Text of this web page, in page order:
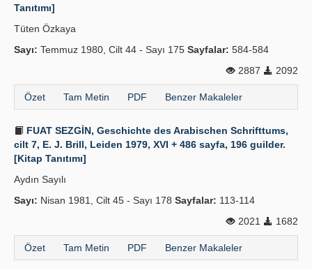
Tanıtımı]
Tüten Özkaya
Sayı: Temmuz 1980, Cilt 44 - Sayı 175 Sayfalar: 584-584
2887
2092
Özet Tam Metin PDF Benzer Makaleler
FUAT SEZGİN, Geschichte des Arabischen Schrifttums,
cilt 7, E. J. Brill, Leiden 1979, XVI + 486 sayfa, 196 guilder.
[Kitap Tanıtımı]
Aydın Sayılı
Sayı: Nisan 1981, Cilt 45 - Sayı 178 Sayfalar: 113-114
2021
1682
Özet Tam Metin PDF Benzer Makaleler